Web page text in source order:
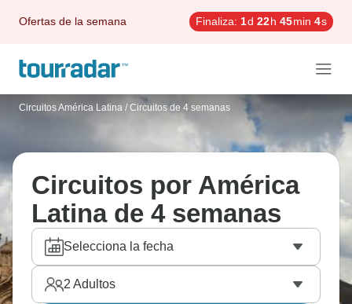
Ofertas de la semana Finaliza: 1d 22h 45min 4s
Circuitos América Latina / Circuitos de 4 semanas
Circuitos por América
Latina de 4 semanas
Selecciona la fecha
2 Adultos